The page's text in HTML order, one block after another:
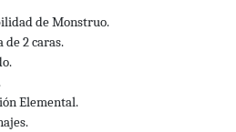
127.42€
123.93€
de Monstruo.
de 2 caras.
Elemental.